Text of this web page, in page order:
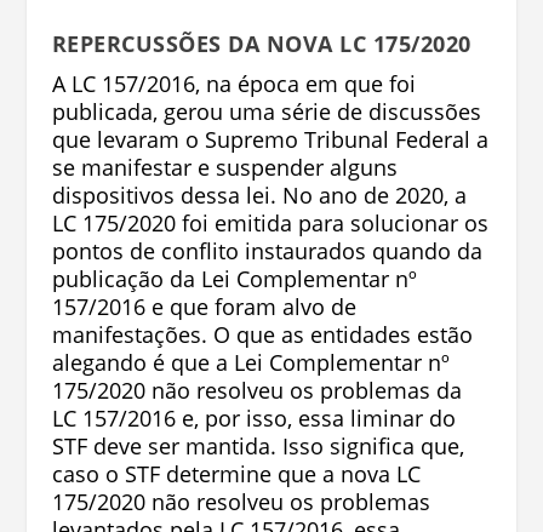
REPERCUSSÕES DA NOVA LC 175/2020
A LC 157/2016, na época em que foi
publicada, gerou uma série de discussões
que levaram o Supremo Tribunal Federal a
se manifestar e suspender alguns
dispositivos dessa lei. No ano de 2020, a
LC 175/2020 foi emitida para solucionar os
pontos de conflito instaurados quando da
publicação da Lei Complementar nº
157/2016 e que foram alvo de
manifestações. O que as entidades estão
alegando é que a Lei Complementar nº
175/2020 não resolveu os problemas da
LC 157/2016 e, por isso, essa liminar do
STF deve ser mantida. Isso significa que,
caso o STF determine que a nova LC
175/2020 não resolveu os problemas